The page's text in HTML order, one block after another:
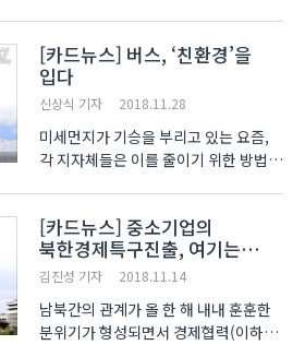
높아지고 있습니다. 지식재산권이란
문화, 예술, 과학작품, 산업활동 등
인간의 지적 창작활동의 결과로 생기는
무형..
[카드뉴스] 버스, ‘친환경’을
입다
신상식 기자 2018.11.28
미세먼지가 기승을 부리고 있는 요즘,
각 지자체들은 이를 줄이기 위한 방법
있는 지자체에는 울산시와 서울시가
있습니다. 124번 버스에 투입된 울산
수소버스는 율리..
[카드뉴스] 중소기업의
북한경제특구진출, 여기는
어떤가요?
김진성 기자 2018.11.14
남북간의 관계가 올 한 해 내내 훈훈한
분위기가 형성되면서 경제협력(이하